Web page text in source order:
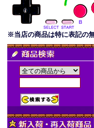
※当店の商品は特に表記の